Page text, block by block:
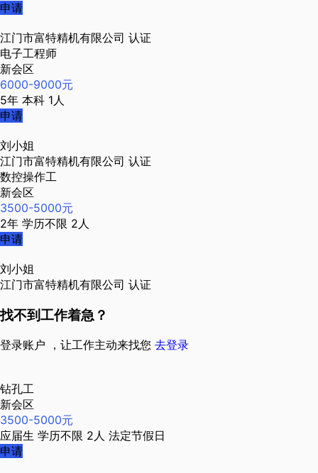
申请
江门市富特精机有限公司 认证
电子工程师
新会区
6000-9000元
5年 本科 1人
申请
刘小姐
江门市富特精机有限公司 认证
数控操作工
新会区
3500-5000元
2年 学历不限 2人
申请
刘小姐
江门市富特精机有限公司 认证
找不到工作着急？
登录账户 ，让工作主动来找您 去登录
钻孔工
新会区
3500-5000元
应届生 学历不限 2人 法定节假日
申请